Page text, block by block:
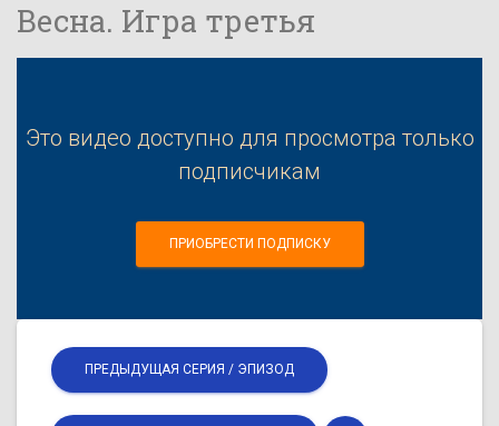
Весна. Игра третья
Это видео доступно для просмотра только
подписчикам
ПРИОБРЕСТИ ПОДПИСКУ
ПРЕДЫДУЩАЯ СЕРИЯ / ЭПИЗОД